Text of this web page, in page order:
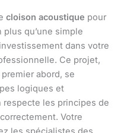
cloison acoustique pour
plus qu’une simple
dans votre
Ce projet,
abord, se
logiques et
respecte les principes de
Votre